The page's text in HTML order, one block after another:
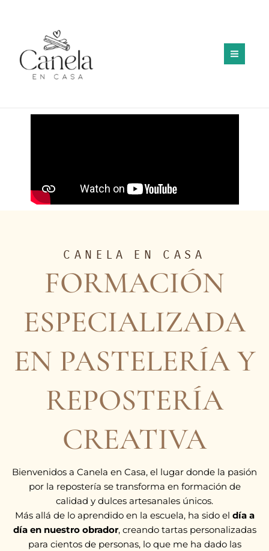
CANELA EN CASA
FORMACIÓN
ESPECIALIZADA
EN PASTELERÍA Y
REPOSTERÍA
CREATIVA
Bienvenidos a Canela en Casa, el lugar donde la pasión
por la repostería se transforma en formación de
calidad y dulces artesanales únicos.
Más allá de lo aprendido en la escuela, ha sido el día a
día en nuestro obrador, creando tartas personalizadas
para cientos de personas, lo que me ha dado las